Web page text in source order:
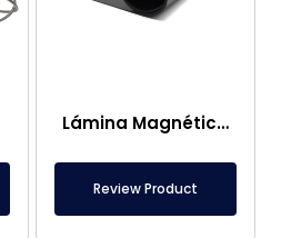
Lámina Magnética – Para Uso en el Suelo – Apto para Alimentos
Review Product